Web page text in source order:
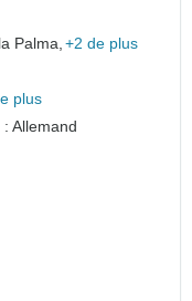
Palma, +2 de plus
plus
Allemand